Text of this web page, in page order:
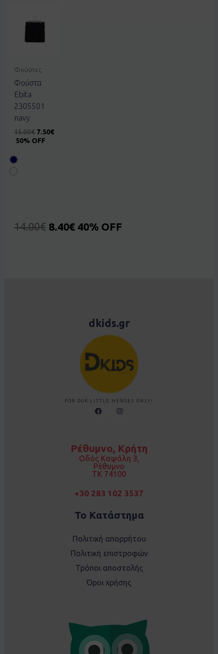
Φούστες
Φούστα
Ebita
2305501
navy
15.00€ 7.50€
50% OFF
14.00€ 8.40€ 40% OFF
dkids.gr
FOR OUR LITTLE HEROES ONLY!
F
a
o
k
I
n
r
a
m
Ρέθυμνο, Κρήτη
Οδός Καψάλη 3,
Ρέθυμνο
TK 74100
+30 283 102 3537
Το Κατάστημα
Πολιτική απορρήτου
Πολιτική επιστροφών
Τρόποι αποστολής
Όροι χρήσης